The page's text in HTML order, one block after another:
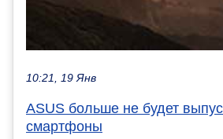
10:21, 19 Янв
ASUS больше не будет
смартфоны